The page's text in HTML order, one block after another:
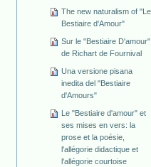
The new naturalism of "Le
Bestiaire d'Amour"
Sur le "Bestiaire D'amour"
de Richart de Fournival
Una versione pisana
inedita del "Bestiaire
d'Amours"
Le "Bestiaire d'amour" et
ses mises en vers: la
prose et la poésie,
l'allégorie didactique et
l'allégorie courtoise